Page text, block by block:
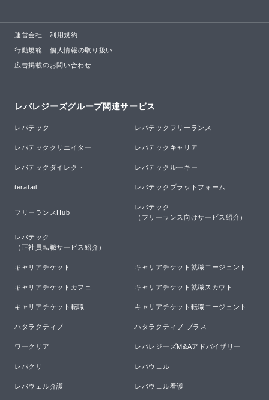
運営会社 利用規約
行動規範 個人情報の取り扱い
広告掲載のお問い合わせ
レバレジーズグループ関連サービス
レバテック レバテックフリーランス
レバテッククリエイター レバテックキャリア
レバテックダイレクト レバテックルーキー
teratail レバテックプラットフォーム
フリーランスHub
レバテック
（フリーランス向けサービス紹介）
レバテック
（正社員転職サービス紹介）
キャリアチケット キャリアチケット就職エージェント
キャリアチケットカフェ キャリアチケット就職スカウト
キャリアチケット転職 キャリアチケット転職エージェント
ハタラクティブ ハタラクティブ プラス
ワークリア レバレジーズM&Aアドバイザリー
レバクリ レバウェル
レバウェル介護 レバウェル看護